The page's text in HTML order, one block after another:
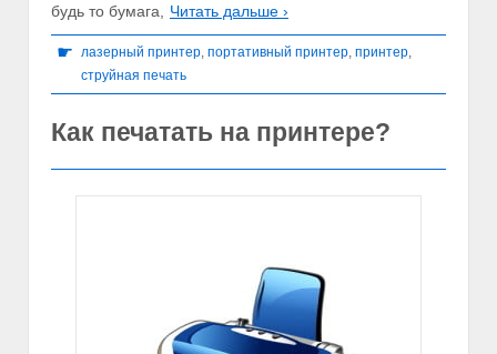
будь то бумага,
Читать дальше ›
☛ лазерный принтер, портативный принтер, принтер,
струйная печать
Как печатать на принтере?